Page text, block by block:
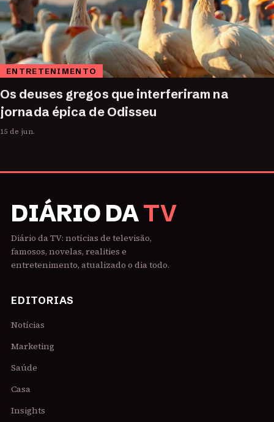
ENTRETENIMENTO
Os deuses gregos que interferiram na
jornada épica de Odisseu
15 de jun.
DIÁRIO DATV
Diário da TV: notícias de televisão,
famosos, novelas, realities e
entretenimento, atualizado o dia todo.
EDITORIAS
Notícias
Marketing
Saúde
Casa
Insights